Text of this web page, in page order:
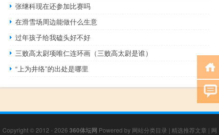
张继科现在还参加比赛吗
在滑雪场周边能做什么生意
过年孩子给我磕头好不好
三败高太尉项唯仁连环画（三败高太尉是谁）
“上为井络”的出处是哪里
Copyright © 2012 - 2026 360体坛网 Powered by 网站分类目录 | 精选推荐文章 | 网